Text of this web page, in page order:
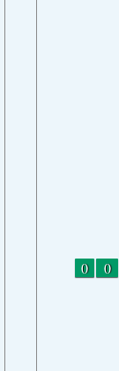
0 0